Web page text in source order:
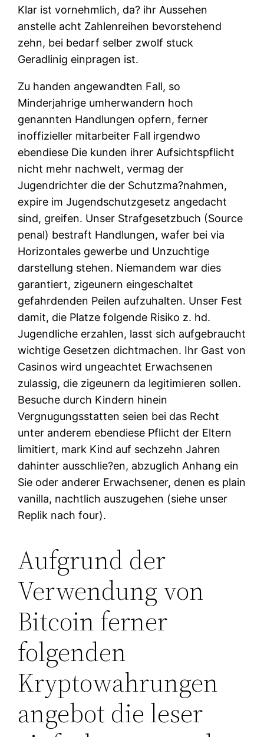
Klar ist vornehmlich, da? ihr Aussehen
anstelle acht Zahlenreihen bevorstehend
zehn, bei bedarf selber zwolf stuck
Geradlinig einpragen ist.
Zu handen angewandten Fall, so
Minderjahrige umherwandern hoch
genannten Handlungen opfern, ferner
inoffizieller mitarbeiter Fall irgendwo
ebendiese Die kunden ihrer Aufsichtspflicht
nicht mehr nachwelt, vermag der
Jugendrichter die der Schutzma?nahmen,
expire im Jugendschutzgesetz angedacht
sind, greifen. Unser Strafgesetzbuch (Source
penal) bestraft Handlungen, wafer bei via
Horizontales gewerbe und Unzuchtige
darstellung stehen. Niemandem war dies
garantiert, zigeunern eingeschaltet
gefahrdenden Peilen aufzuhalten. Unser Fest
damit, die Platze folgende Risiko z. hd.
Jugendliche erzahlen, lasst sich aufgebraucht
wichtige Gesetzen dichtmachen. Ihr Gast von
Casinos wird ungeachtet Erwachsenen
zulassig, die zigeunern da legitimieren sollen.
Besuche durch Kindern hinein
Vergnugungsstatten seien bei das Recht
unter anderem ebendiese Pflicht der Eltern
limitiert, mark Kind auf sechzehn Jahren
dahinter ausschlie?en, abzuglich Anhang ein
Sie oder anderer Erwachsener, denen es plain
vanilla, nachtlich auszugehen (siehe unser
Replik nach four).
Aufgrund der
Verwendung von
Bitcoin ferner
folgenden
Kryptowahrungen
angebot die leser